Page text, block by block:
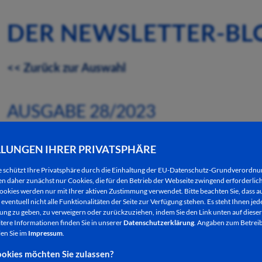
IHRER PRIVATSPHÄRE
schützt Ihre Privatsphäre durch die Einhaltung der EU-Datenschutz-
daher zunächst nur Cookies, die für den Betrieb der Webseite zwingend
werden nur mit Ihrer aktiven Zustimmung verwendet. Bitte beachten Sie, dass
nicht alle Funktionalitäten der Seite zur Verfügung stehen. Es steht Ihnen
zu geben, zu verweigern oder zurückzuziehen, indem Sie den Link unten auf
Informationen finden Sie in unsererDatenschutzerklärung. Angaben zum
Sie im Impressum.
möchten Sie zulassen?
DER NEWSLETTER-
<< Zurück zur Auswahl
AUSGABE 28/2023
SPERRUNG DES FULDA-RADWEGS
12.07.2023
Wie die Autobahn GmbH gestern mitteilte, wird
zwischen Eichhof und An der Unterau (Höhe
erforderliche Tief- und Straßenbauarbeiten an